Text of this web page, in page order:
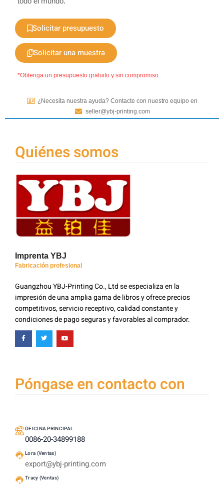
Solicitar presupuesto
Solicitar una muestra
*Obtenga un presupuesto gratuito y sin compromiso
¿Necesita nuestra ayuda? Contacte con nuestro equipo en
seller@ybj-printing.com
Quiénes somos
Imprenta YBJ
Fabricación profesional
Guangzhou YBJ-Printing Co., Ltd se especializa en la
impresión de una amplia gama de libros y ofrece precios
competitivos, servicio receptivo, calidad constante y
condiciones de pago seguras y favorables al comprador.
Póngase en contacto con
OFICINA PRINCIPAL
0086-20-34899188
Lora (Ventas)
export@ybj-printing.com
Tracy (Ventas)